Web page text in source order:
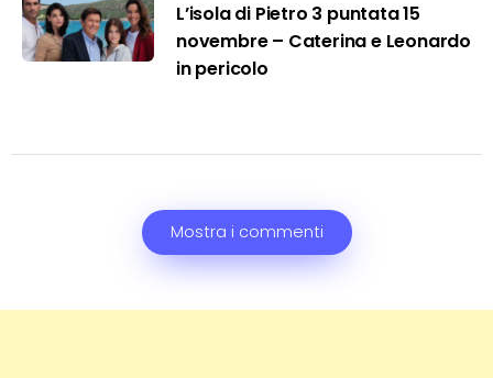
L’isola di Pietro 3 puntata 15
novembre – Caterina e Leonardo
in pericolo
Mostra i commenti